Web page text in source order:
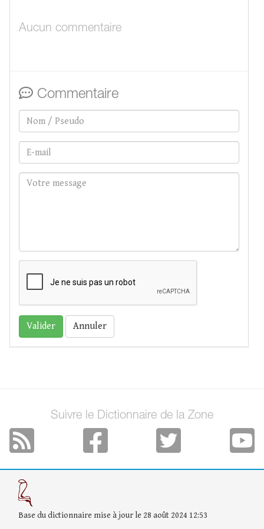
Aucun commentaire
Commentaire
Annuler
Suivre le Dictionnaire de la Zone
Base du dictionnaire mise à jour le 28 août 2024 12:53